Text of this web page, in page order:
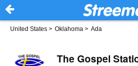
United States > Oklahoma > Ada
The Gospel